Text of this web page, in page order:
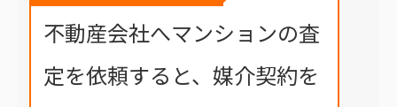
不動産会社へマンションの査
定を依頼すると、媒介契約を